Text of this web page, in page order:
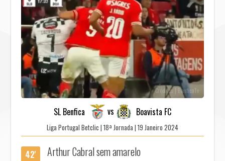
Créditos | BenficaTv
SL Benfica vs Boavista FC
Liga Portugal Betclic | 18ª Jornada | 19 Janeiro 2024
42' Arthur Cabral sem amarelo